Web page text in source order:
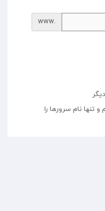
www.
تنها نام سرورها را